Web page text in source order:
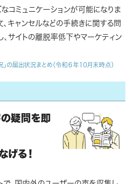
コミュニケーションが可能になりま
キャンセルなどの手続きに関する問
サイトの離脱率低下やマーケティン
の届出状況まとめ（令和６年10月末時点）
疑問を即
げる！